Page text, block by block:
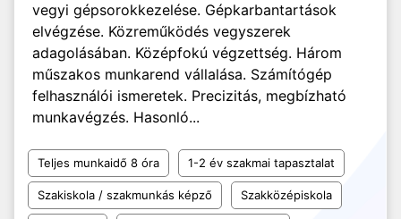
vegyi gépsorokkezelése. Gépkarbantartások
elvégzése. Közreműködés vegyszerek
adagolásában. Középfokú végzettség. Három
műszakos munkarend vállalása. Számítógép
felhasználói ismeretek. Precizitás, megbízható
munkavégzés. Hasonló...
Teljes munkaidő 8 óra 1-2 év szakmai tapasztalat
Szakiskola / szakmunkás képző Szakközépiskola